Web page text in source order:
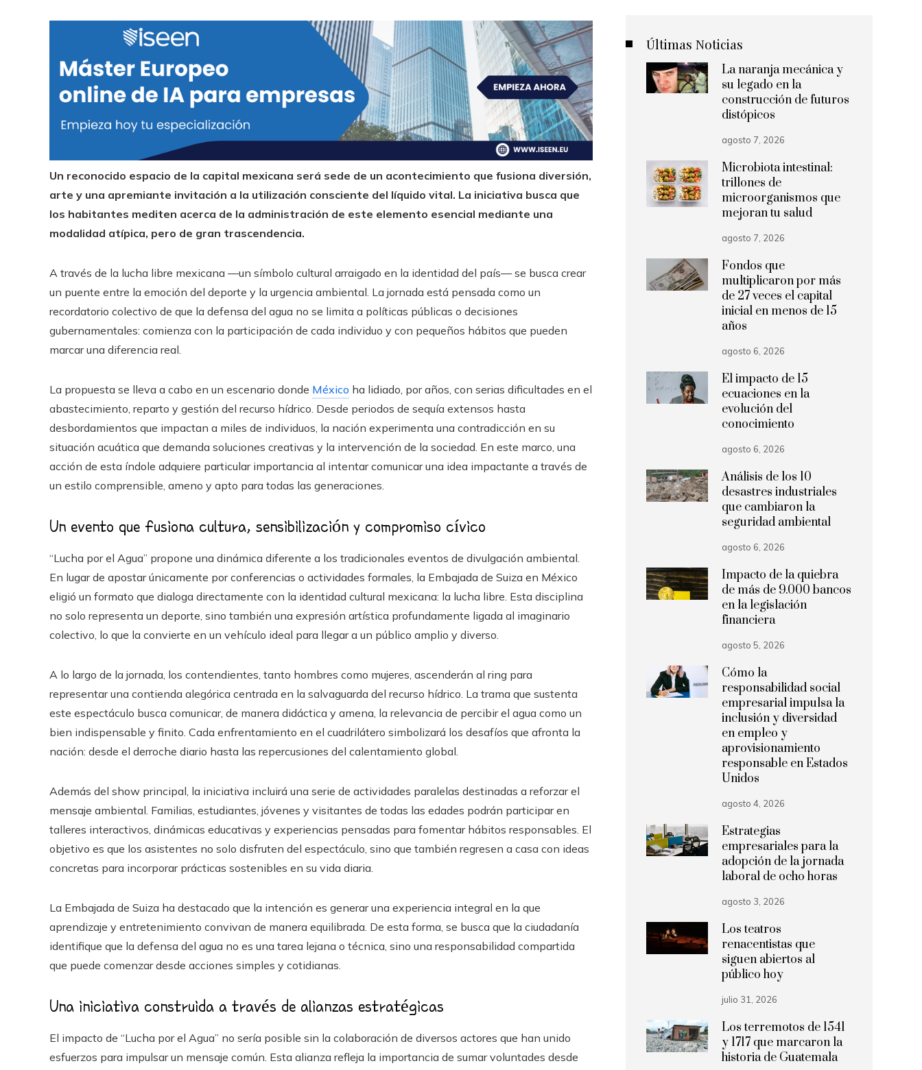
Un reconocido espacio de la capital mexicana será sede de un acontecimiento que fusiona diversión,
arte y una apremiante invitación a la utilización consciente del líquido vital. La iniciativa busca que
los habitantes mediten acerca de la administración de este elemento esencial mediante una
modalidad atípica, pero de gran trascendencia.
A través de la lucha libre mexicana —un símbolo cultural arraigado en la identidad del país— se busca crear
un puente entre la emoción del deporte y la urgencia ambiental. La jornada está pensada como un
recordatorio colectivo de que la defensa del agua no se limita a políticas públicas o decisiones
gubernamentales: comienza con la participación de cada individuo y con pequeños hábitos que pueden
marcar una diferencia real.
La propuesta se lleva a cabo en un escenario donde México ha lidiado, por años, con serias dificultades en el
abastecimiento, reparto y gestión del recurso hídrico. Desde periodos de sequía extensos hasta
desbordamientos que impactan a miles de individuos, la nación experimenta una contradicción en su
situación acuática que demanda soluciones creativas y la intervención de la sociedad. En este marco, una
acción de esta índole adquiere particular importancia al intentar comunicar una idea impactante a través de
un estilo comprensible, ameno y apto para todas las generaciones.
Un evento que fusiona cultura, sensibilización y compromiso cívico
“Lucha por el Agua” propone una dinámica diferente a los tradicionales eventos de divulgación ambiental.
En lugar de apostar únicamente por conferencias o actividades formales, la Embajada de Suiza en México
eligió un formato que dialoga directamente con la identidad cultural mexicana: la lucha libre. Esta disciplina
no solo representa un deporte, sino también una expresión artística profundamente ligada al imaginario
colectivo, lo que la convierte en un vehículo ideal para llegar a un público amplio y diverso.
A lo largo de la jornada, los contendientes, tanto hombres como mujeres, ascenderán al ring para
representar una contienda alegórica centrada en la salvaguarda del recurso hídrico. La trama que sustenta
este espectáculo busca comunicar, de manera didáctica y amena, la relevancia de percibir el agua como un
bien indispensable y finito. Cada enfrentamiento en el cuadrilátero simbolizará los desafíos que afronta la
nación: desde el derroche diario hasta las repercusiones del calentamiento global.
Además del show principal, la iniciativa incluirá una serie de actividades paralelas destinadas a reforzar el
mensaje ambiental. Familias, estudiantes, jóvenes y visitantes de todas las edades podrán participar en
talleres interactivos, dinámicas educativas y experiencias pensadas para fomentar hábitos responsables. El
objetivo es que los asistentes no solo disfruten del espectáculo, sino que también regresen a casa con ideas
concretas para incorporar prácticas sostenibles en su vida diaria.
La Embajada de Suiza ha destacado que la intención es generar una experiencia integral en la que
aprendizaje y entretenimiento convivan de manera equilibrada. De esta forma, se busca que la ciudadanía
identifique que la defensa del agua no es una tarea lejana o técnica, sino una responsabilidad compartida
que puede comenzar desde acciones simples y cotidianas.
Una iniciativa construida a través de alianzas estratégicas
El impacto de “Lucha por el Agua” no sería posible sin la colaboración de diversos actores que han unido
esfuerzos para impulsar un mensaje común. Esta alianza refleja la importancia de sumar voluntades desde
Últimas Noticias
La naranja mecánica y
su legado en la
construcción de futuros
distópicos
agosto 7, 2026
Microbiota intestinal:
trillones de
microorganismos que
mejoran tu salud
agosto 7, 2026
Fondos que
multiplicaron por más
de 27 veces el capital
inicial en menos de 15
años
agosto 6, 2026
El impacto de 15
ecuaciones en la
evolución del
conocimiento
agosto 6, 2026
Análisis de los 10
desastres industriales
que cambiaron la
seguridad ambiental
agosto 6, 2026
Impacto de la quiebra
de más de 9.000 bancos
en la legislación
financiera
agosto 5, 2026
Cómo la
responsabilidad social
empresarial impulsa la
inclusión y diversidad
en empleo y
aprovisionamiento
responsable en Estados
Unidos
agosto 4, 2026
Estrategias
empresariales para la
adopción de la jornada
laboral de ocho horas
agosto 3, 2026
Los teatros
renacentistas que
siguen abiertos al
público hoy
julio 31, 2026
Los terremotos de 1541
y 1717 que marcaron la
historia de Guatemala